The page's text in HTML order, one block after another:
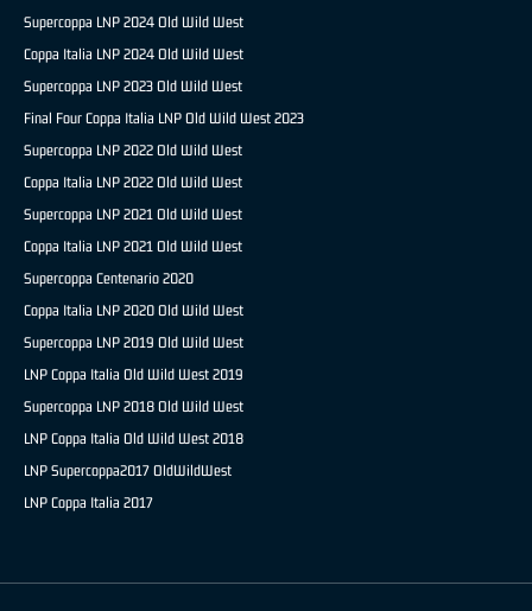
Supercoppa LNP 2024 Old Wild West
Coppa Italia LNP 2024 Old Wild West
Supercoppa LNP 2023 Old Wild West
Final Four Coppa Italia LNP Old Wild West 2023
Supercoppa LNP 2022 Old Wild West
Coppa Italia LNP 2022 Old Wild West
Supercoppa LNP 2021 Old Wild West
Coppa Italia LNP 2021 Old Wild West
Supercoppa Centenario 2020
Coppa Italia LNP 2020 Old Wild West
Supercoppa LNP 2019 Old Wild West
LNP Coppa Italia Old Wild West 2019
Supercoppa LNP 2018 Old Wild West
LNP Coppa Italia Old Wild West 2018
LNP Supercoppa2017 OldWildWest
LNP Coppa Italia 2017